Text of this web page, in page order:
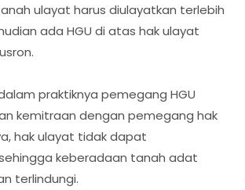
ulayat harus diulayatkan terlebih
ada HGU di atas hak ulayat
praktiknya pemegang HGU
kemitraan dengan pemegang hak
hak ulayat tidak dapat
keberadaan tanah adat
terlindungi.